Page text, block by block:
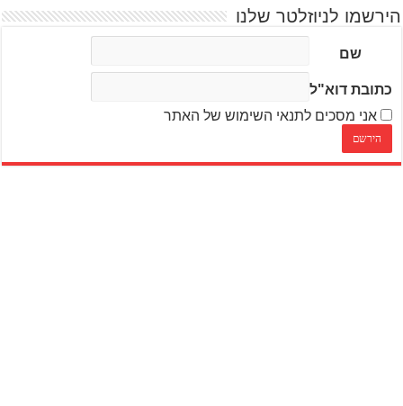
הירשמו לניוזלטר שלנו
שם
כתובת דוא"ל
אני מסכים לתנאי השימוש של האתר